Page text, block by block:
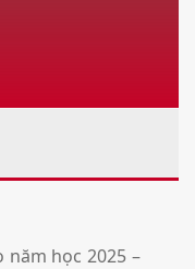
năm học 2025 –